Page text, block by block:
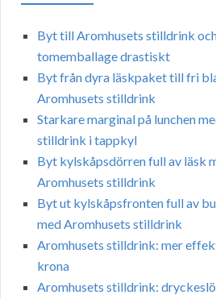
Byt till Aromhusets stilldrink
tomemballage drastiskt
Byt från dyra läskpaket till fri
Aromhusets stilldrink
Starkare marginal på lunchen
stilldrink i tappkyl
Byt kylskåpsdörren full av läsk
Aromhusets stilldrink
Byt ut kylskåpsfronten full av
med Aromhusets stilldrink
Aromhusets stilldrink: mer
krona
Aromhusets stilldrink: